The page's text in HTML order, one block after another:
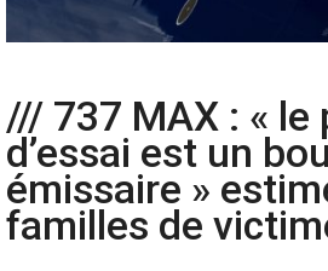
/// 737 MAX : « le
d’essai est un
émissaire »
familles de